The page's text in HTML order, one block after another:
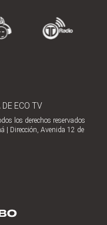
DE ECO TV
los derechos reservados
| Dirección, Avenida 12 de